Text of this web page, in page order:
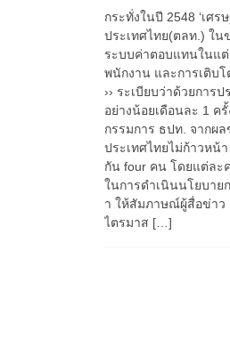
กระทั่งในปี 2548 ‘เศ
ประเทศไทย(ตลท.) ใ
ระบบค่าตอบแทนในแ
พนักงาน และการเติบโ
›› ระเบียบว่าด้วยกา
อย่างน้อยเดือนละ 1 ค
กรรมการ ธปท. จากผ
ประเทศไทยไม่ก้าวหน้
กัน four คน โดยแต่ละ
ในการดำเนินนโยบาย
า ให้สัมภาษณ์ผู้สื่อข่าว
ไตรมาส […]